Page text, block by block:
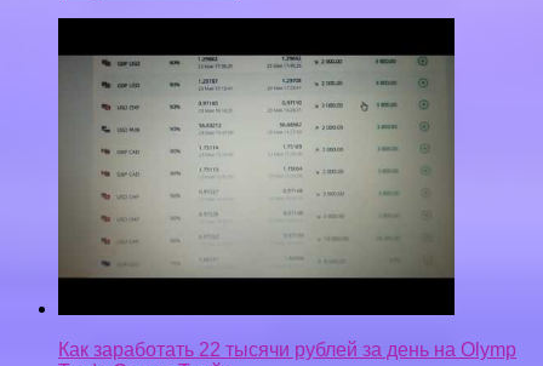
Как заработать 22 тысячи рублей за день на Olymp